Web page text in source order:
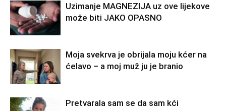
Uzimanje MAGNEZIJA uz ove lijekove
može biti JAKO OPASNO
Moja svekrva je obrijala moju kćer na
ćelavo – a moj muž ju je branio
Pretvarala sam se da sam kći